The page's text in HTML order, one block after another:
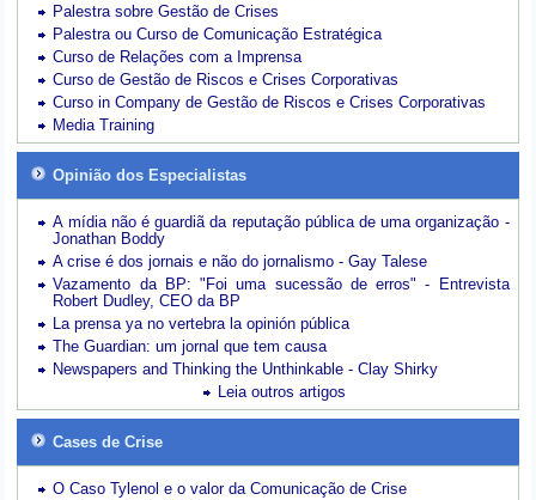
Palestra sobre Gestão de Crises
Palestra ou Curso de Comunicação Estratégica
Curso de Relações com a Imprensa
Curso de Gestão de Riscos e Crises Corporativas
Curso in Company de Gestão de Riscos e Crises Corporativas
Media Training
Opinião dos Especialistas
A mídia não é guardiã da reputação pública de uma organização -
Jonathan Boddy
A crise é dos jornais e não do jornalismo - Gay Talese
Vazamento da BP: "Foi uma sucessão de erros" - Entrevista
Robert Dudley, CEO da BP
La prensa ya no vertebra la opinión pública
The Guardian: um jornal que tem causa
Newspapers and Thinking the Unthinkable - Clay Shirky
Leia outros artigos
Cases de Crise
O Caso Tylenol e o valor da Comunicação de Crise